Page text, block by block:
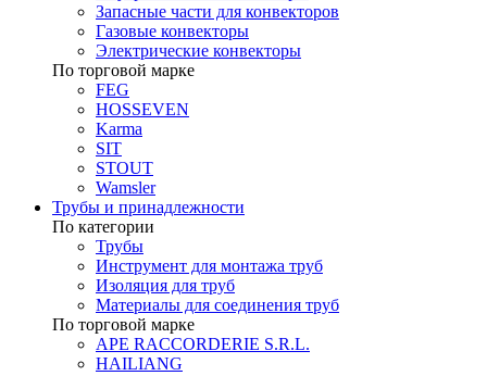
Запасные части для конвекторов
Газовые конвекторы
Электрические конвекторы
По торговой марке
FEG
HOSSEVEN
Karma
SIT
STOUT
Wamsler
Трубы и принадлежности
По категории
Трубы
Инструмент для монтажа труб
Изоляция для труб
Материалы для соединения труб
По торговой марке
APE RACCORDERIE S.R.L.
HAILIANG